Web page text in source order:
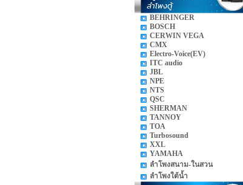
BEHRINGER
BOSCH
CERWIN VEGA
CMX
Electro-Voice(EV)
ITC audio
JBL
NPE
NTS
QSC
SHERMAN
TANNOY
TOA
Turbosound
XXL
YAMAHA
ลำโพงสนาม-ในสวน
ลำโพงใต้น้ำ